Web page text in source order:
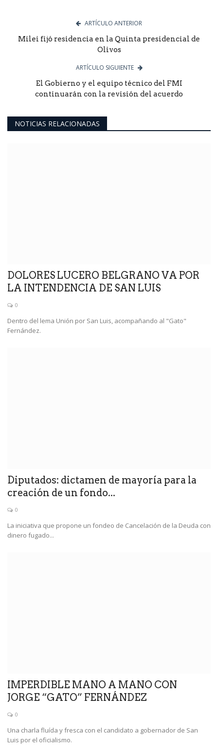
ARTÍCULO ANTERIOR
Milei fijó residencia en la Quinta presidencial de
Olivos
ARTÍCULO SIGUIENTE
El Gobierno y el equipo técnico del FMI
continuarán con la revisión del acuerdo
NOTICIAS RELACIONADAS
DOLORES LUCERO BELGRANO VA POR
LA INTENDENCIA DE SAN LUIS
0
Dentro del lema Unión por San Luis, acompañando al "Gato"
Fernández.
Diputados: dictamen de mayoría para la
creación de un fondo...
0
La iniciativa que propone un fondeo de Cancelación de la Deuda con
dinero fugado...
IMPERDIBLE MANO A MANO CON
JORGE “GATO” FERNÁNDEZ
0
Una charla fluída y fresca con el candidato a gobernador de San
Luis por el oficialismo.